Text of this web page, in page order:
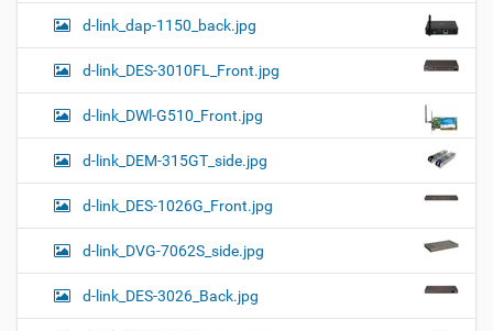
d-link_dap-1150_back.jpg
d-link_DES-3010FL_Front.jpg
d-link_DWl-G510_Front.jpg
d-link_DEM-315GT_side.jpg
d-link_DES-1026G_Front.jpg
d-link_DVG-7062S_side.jpg
d-link_DES-3026_Back.jpg